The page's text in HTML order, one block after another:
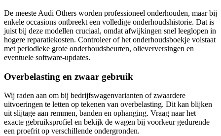
De meeste Audi Others worden professioneel onderhouden, maar bij
enkele occasions ontbreekt een volledige onderhoudshistorie. Dat is
juist bij deze modellen cruciaal, omdat afwijkingen snel leeglopen in
hogere reparatiekosten. Controleer of het onderhoudsboekje volstaat
met periodieke grote onderhoudsbeurten, olieverversingen en
eventuele software-updates.
Overbelasting en zwaar gebruik
Wij raden aan om bij bedrijfswagenvarianten of zwaardere
uitvoeringen te letten op tekenen van overbelasting. Dit kan blijken
uit slijtage aan remmen, banden en ophanging. Vraag naar het
exacte gebruiksprofiel en bekijk de wagen bij voorkeur gedurende
een proefrit op verschillende ondergronden.